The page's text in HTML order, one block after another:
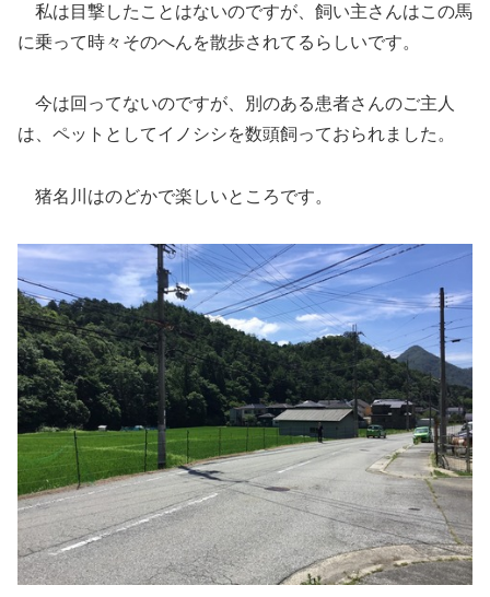
私は目撃したことはないのですが、飼い主さんはこの馬
に乗って時々そのへんを散歩されてるらしいです。
今は回ってないのですが、別のある患者さんのご主人
は、ペットとしてイノシシを数頭飼っておられました。
猪名川はのどかで楽しいところです。